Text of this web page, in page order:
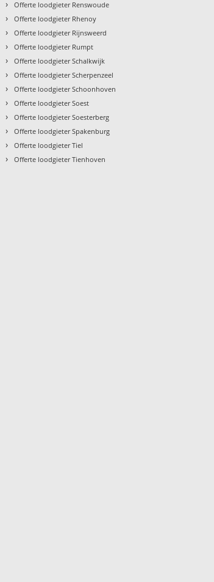
› Offerte loodgieter Renswoude
› Offerte loodgieter Rhenoy
› Offerte loodgieter Rijnsweerd
› Offerte loodgieter Rumpt
› Offerte loodgieter Schalkwijk
› Offerte loodgieter Scherpenzeel
› Offerte loodgieter Schoonhoven
› Offerte loodgieter Soest
› Offerte loodgieter Soesterberg
› Offerte loodgieter Spakenburg
› Offerte loodgieter Tiel
› Offerte loodgieter Tienhoven